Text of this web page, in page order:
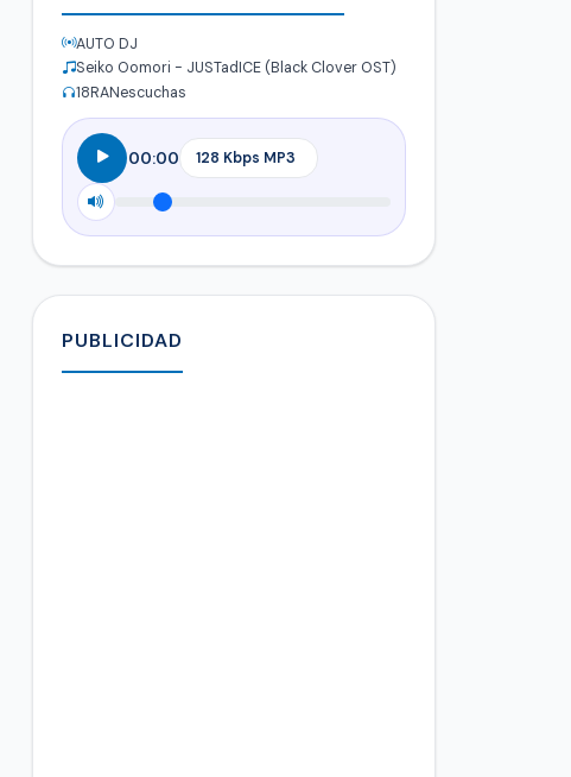
AUTO DJ
Seiko Oomori - JUSTadICE (Black Clover OST)
18RANescuchas
00:00
PUBLICIDAD